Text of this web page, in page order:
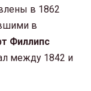
в 1862
в
Филлипс
между 1842 и